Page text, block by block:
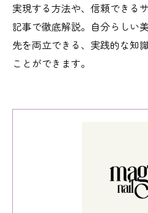
実現する方法や、信頼できる
記事で徹底解説。自分らしい
先を両立できる、実践的な知
ことができます。